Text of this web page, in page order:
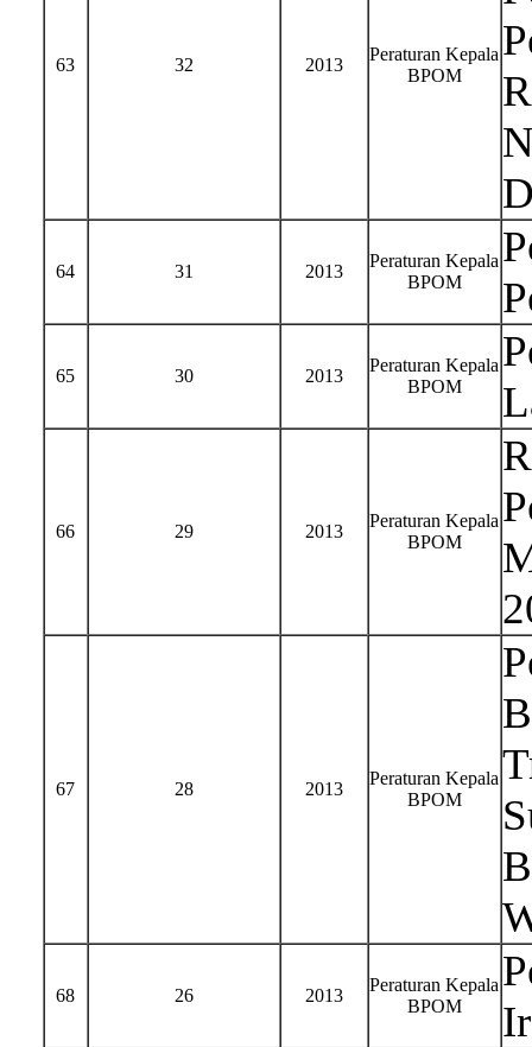
63 32 2013
Peraturan Kepala
BPOM
64 31 2013
Peraturan Kepala
BPOM
65 30 2013
Peraturan Kepala
BPOM
66 29 2013
Peraturan Kepala
BPOM
67 28 2013
Peraturan Kepala
BPOM
68 26 2013
Peraturan Kepala
BPOM